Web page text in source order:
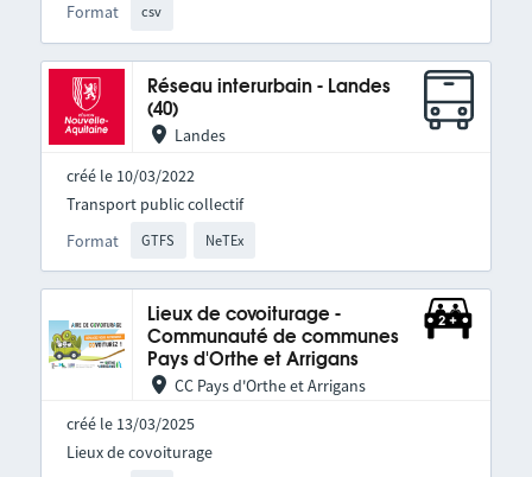
Format csv
Réseau interurbain - Landes
(40)
Landes
créé le 10/03/2022
Format GTFS NeTEx
Transport public collectif
Lieux de covoiturage -
Communauté de communes
Pays d'Orthe et Arrigans
CC Pays d'Orthe et Arrigans
créé le 13/03/2025
Lieux de covoiturage